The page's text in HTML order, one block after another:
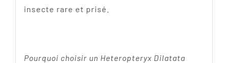
insecte rare et prisé.
Pourquoi choisir un Heteropteryx Dilatata